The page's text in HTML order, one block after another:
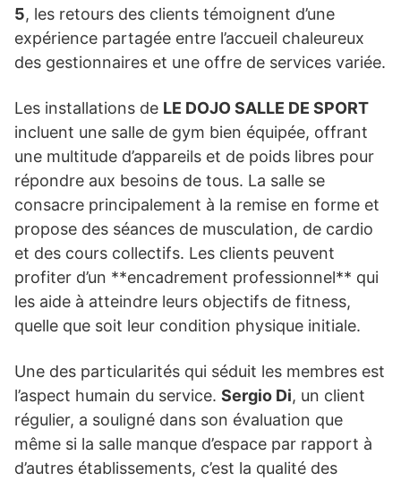
5, les retours des clients témoignent d’une
expérience partagée entre l’accueil chaleureux
des gestionnaires et une offre de services variée.
Les installations de LE DOJO SALLE DE SPORT
incluent une salle de gym bien équipée, offrant
une multitude d’appareils et de poids libres pour
répondre aux besoins de tous. La salle se
consacre principalement à la remise en forme et
propose des séances de musculation, de cardio
et des cours collectifs. Les clients peuvent
profiter d’un **encadrement professionnel** qui
les aide à atteindre leurs objectifs de fitness,
quelle que soit leur condition physique initiale.
Une des particularités qui séduit les membres est
l’aspect humain du service. Sergio Di, un client
régulier, a souligné dans son évaluation que
même si la salle manque d’espace par rapport à
d’autres établissements, c’est la qualité des